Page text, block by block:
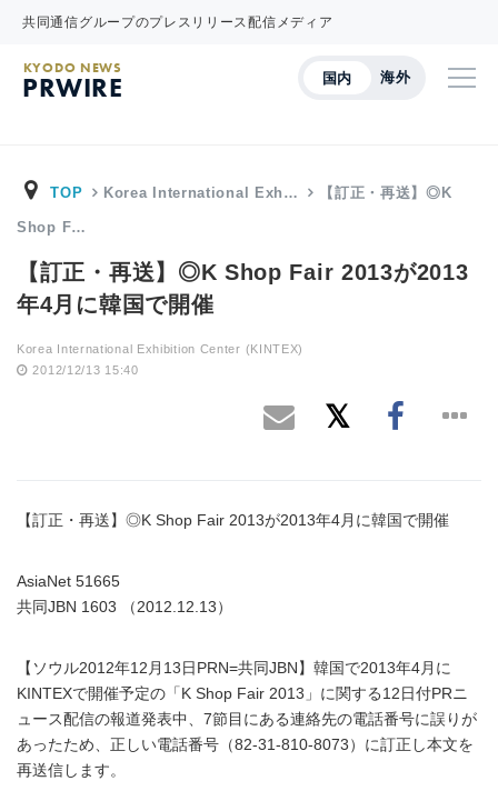
共同通信グループのプレスリリース配信メディア
国内 海外
KYODO NEWS
PRWIRE
TOP Korea International Exh… 【訂正・再送】◎K
Shop F…
【訂正・再送】◎K Shop Fair 2013が2013
年4月に韓国で開催
Korea International Exhibition Center (KINTEX)
2012/12/13 15:40
【訂正・再送】◎K Shop Fair 2013が2013年4月に韓国で開催
AsiaNet 51665
共同JBN 1603 （2012.12.13）
【ソウル2012年12月13日PRN=共同JBN】韓国で2013年4月に
KINTEXで開催予定の「K Shop Fair 2013」に関する12日付PRニ
ュース配信の報道発表中、7節目にある連絡先の電話番号に誤りが
あったため、正しい電話番号（82-31-810-8073）に訂正し本文を
再送信します。